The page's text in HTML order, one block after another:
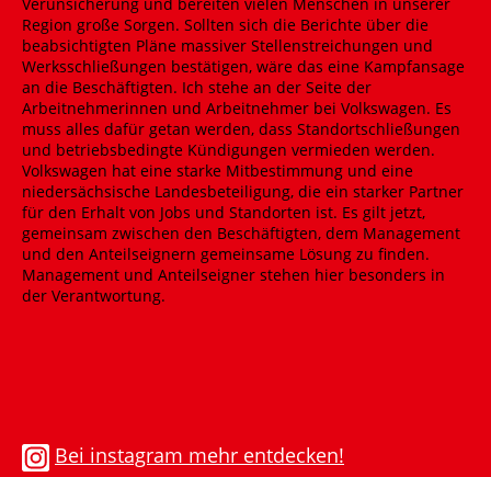
Bei instagram mehr entdecken!